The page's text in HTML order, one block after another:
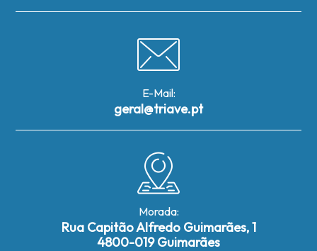
E-Mail:
geral@triave.pt
Morada:
Rua Capitão Alfredo Guimarães, 1
4800-019 Guimarães